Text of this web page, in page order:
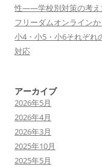
性——学校別対策の考え
フリーダムオンライン
小4・小5・小6それぞれ
対応
アーカイブ
2026年5月
2026年4月
2026年3月
2025年10月
2025年5月